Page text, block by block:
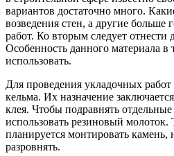
вариантов достаточно много.
возведения стен, а другие больше
работ. Ко вторым следует отнести
Особенность данного материала в
использовать.
Для проведения укладочных
кельма. Их назначение
клея. Чтобы подравнять
использовать резиновый
планируется монтировать
разровнять.